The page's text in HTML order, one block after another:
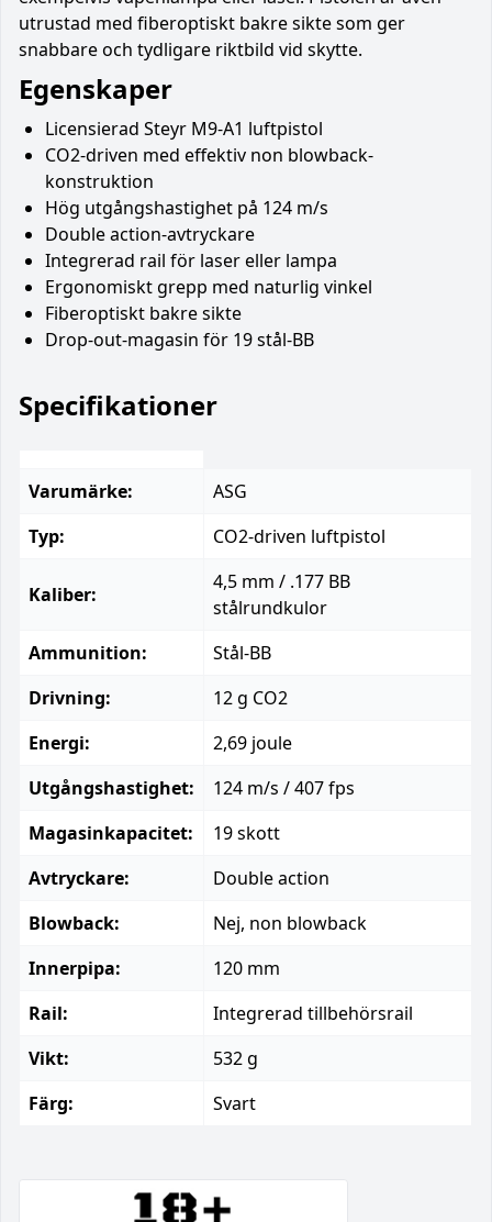
utrustad med fiberoptiskt bakre sikte som ger
snabbare och tydligare riktbild vid skytte.
Egenskaper
Licensierad Steyr M9-A1 luftpistol
CO2-driven med effektiv non blowback-
konstruktion
Hög utgångshastighet på 124 m/s
Double action-avtryckare
Integrerad rail för laser eller lampa
Ergonomiskt grepp med naturlig vinkel
Fiberoptiskt bakre sikte
Drop-out-magasin för 19 stål-BB
Specifikationer
Varumärke:
ASG
Typ:
CO2-driven luftpistol
Kaliber:
4,5 mm / .177 BB
stålrundkulor
Ammunition:
Stål-BB
Drivning:
12 g CO2
Energi:
2,69 joule
Utgångshastighet:
124 m/s / 407 fps
Magasinkapacitet:
19 skott
Avtryckare:
Double action
Blowback:
Nej, non blowback
Innerpipa:
120 mm
Rail:
Integrerad tillbehörsrail
Vikt:
532 g
Färg:
Svart